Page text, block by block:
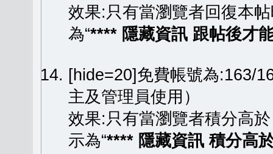
效果:只有當瀏覽者回復本
為“**** 隱藏資訊 跟帖後才
[hide=20]免費帳號為:163/
主及管理員使用）
效果:只有當瀏覽者積分高
示為“**** 隱藏資訊 積分高